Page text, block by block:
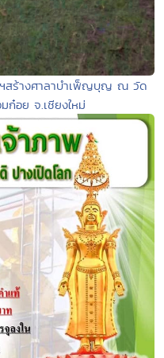
สร้างศาลาบำเพ็ญบุญ ณ วัด
ก๋อย จ.เชียงใหม่